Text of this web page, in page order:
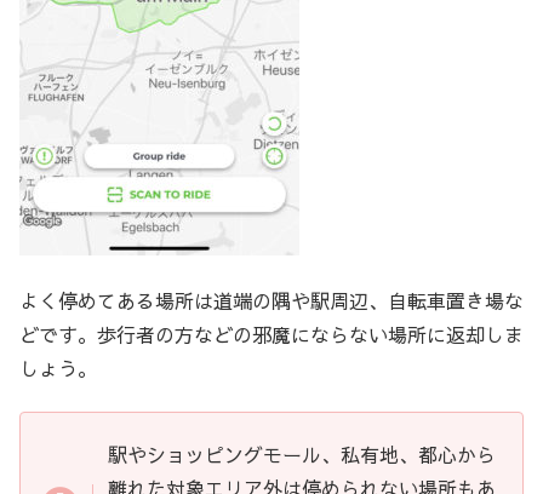
よく停めてある場所は道端の隅や駅周辺、自転車置き場な
どです。歩行者の方などの邪魔にならない場所に返却しま
しょう。
駅やショッピングモール、私有地、都心から
離れた対象エリア外は停められない場所もあ